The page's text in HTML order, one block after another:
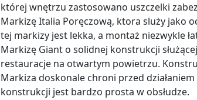
której wnętrzu zastosowano uszczelki
Markizę Italia Poręczową, ktora sluży jako
tej markizy jest lekka, a montaż niezwykle
Markizę Giant o solidnej konstrukcji
restauracje na otwartym powietrzu.
Markiza doskonale chroni przed
konstrukcji jest bardzo prosta w obsłudze.